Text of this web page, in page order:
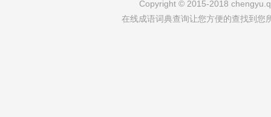
Copyright © 2015-2018
在线成语词典查询让您方便的查找到您